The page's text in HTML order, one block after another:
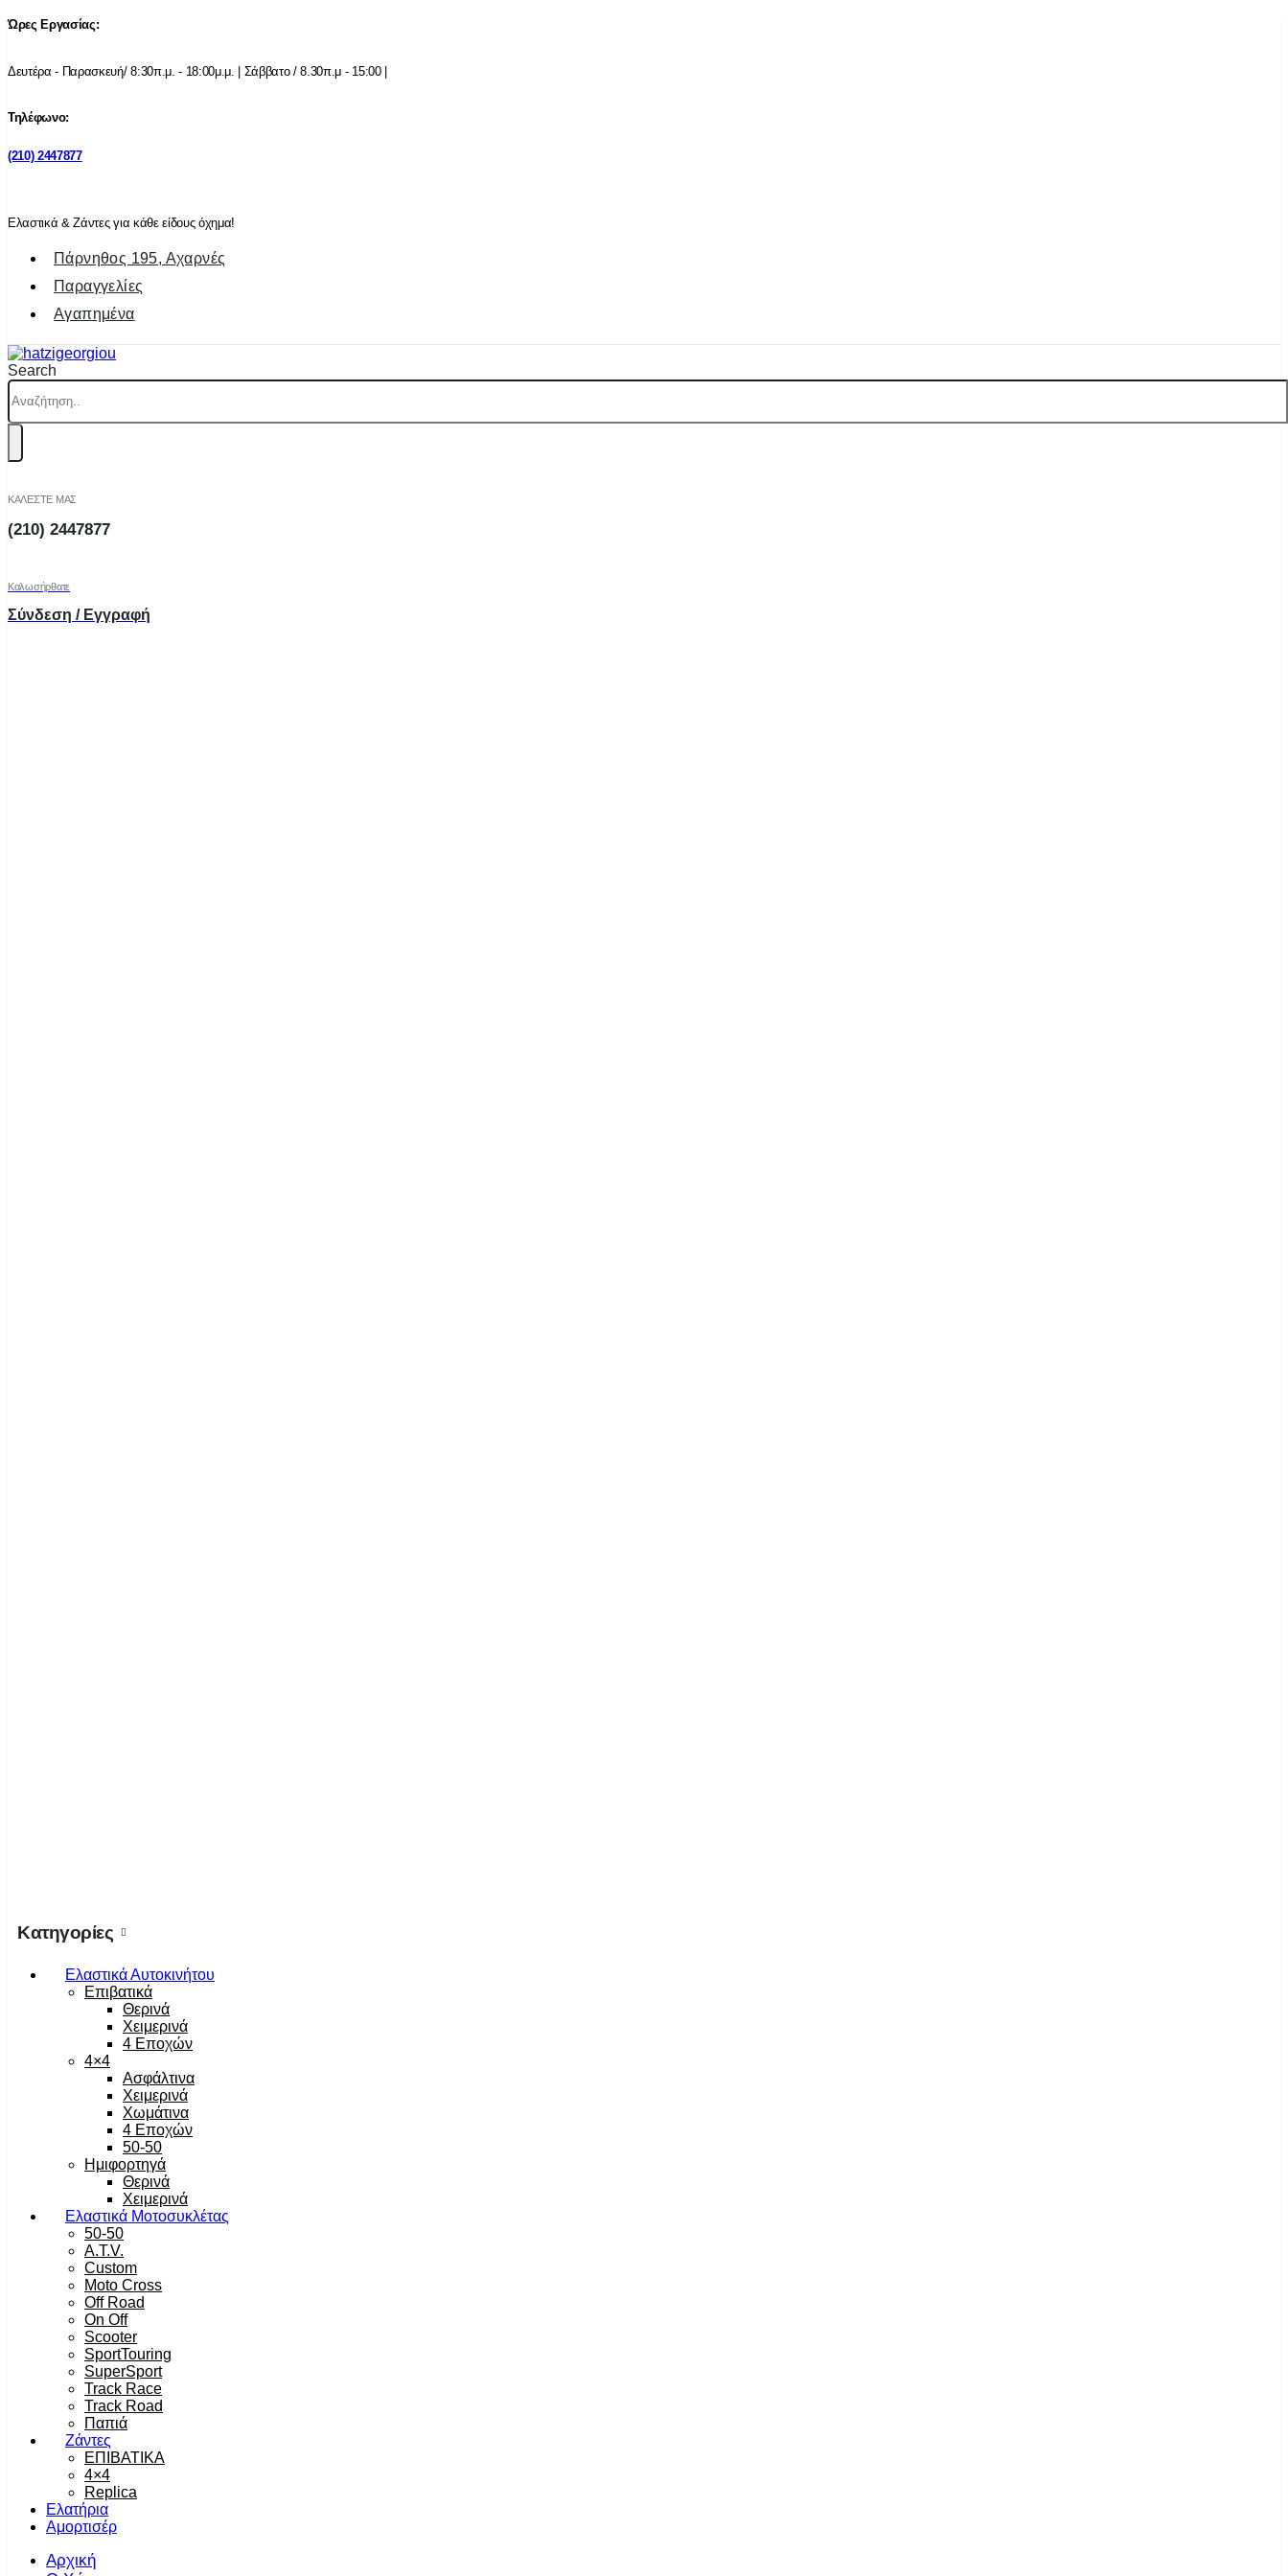
Ώρες Εργασίας:
Δευτέρα - Παρασκευή/ 8:30π.μ. - 18:00μ.μ. | Σάββατο / 8.30π.μ - 15:00 |
Τηλέφωνο:
(210) 2447877
Ελαστικά & Ζάντες για κάθε είδους όχημα!
Πάρνηθος 195, Αχαρνές
Παραγγελίες
Αγαπημένα
Search
ΚΑΛΕΣΤΕ ΜΑΣ
(210) 2447877
Καλωσήρθατε
Σύνδεση / Εγγραφή
Κατηγορίες
Ελαστικά Αυτοκινήτου
Επιβατικά
Θερινά
Χειμερινά
4 Εποχών
4×4
Ασφάλτινα
Χειμερινά
Χωμάτινα
4 Εποχών
50-50
Ημιφορτηγά
Θερινά
Χειμερινά
Ελαστικά Μοτοσυκλέτας
50-50
A.T.V.
Custom
Moto Cross
Off Road
On Off
Scooter
SportTouring
SuperSport
Track Race
Track Road
Παπιά
Ζάντες
ΕΠΙΒΑΤΙΚΑ
4×4
Replica
Ελατήρια
Αμορτισέρ
Αρχική